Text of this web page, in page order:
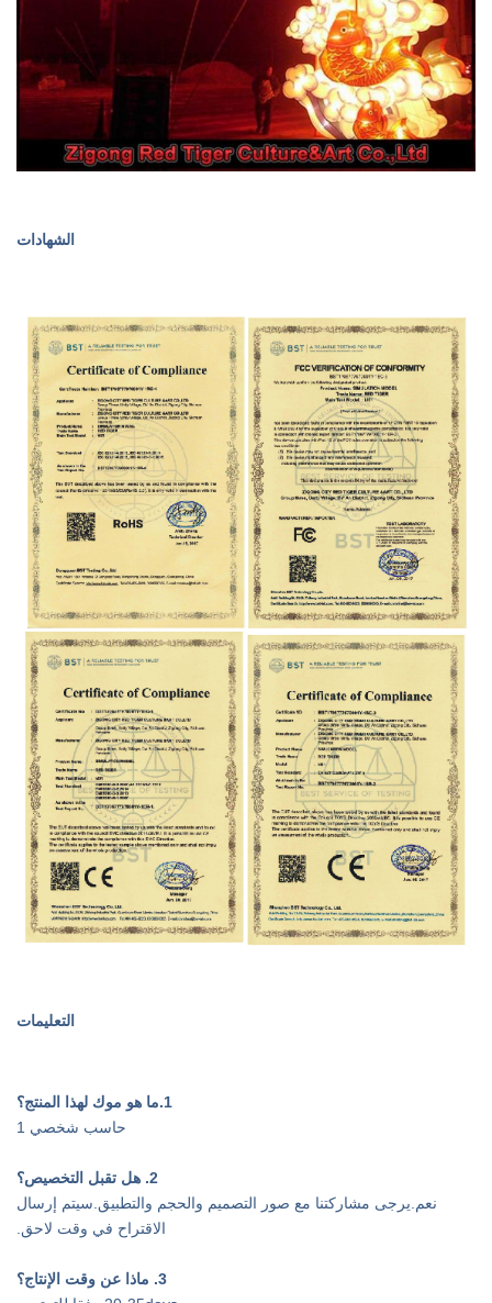
الشهادات
التعليمات
1.ما هو موك لهذا المنتج؟
حاسب شخصي 1
2. هل تقبل التخصيص؟
نعم.يرجى مشاركتنا مع صور التصميم والحجم والتطبيق.سيتم إرسال
الاقتراح في وقت لاحق.
3. ماذا عن وقت الإنتاج؟